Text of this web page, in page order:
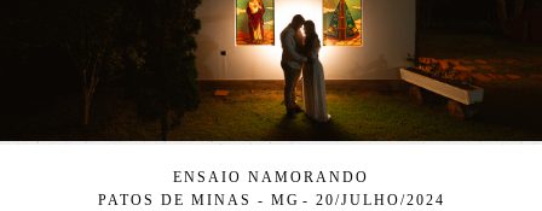
ENSAIO NAMORANDO
PATOS DE MINAS - MG
20/JULHO/2024